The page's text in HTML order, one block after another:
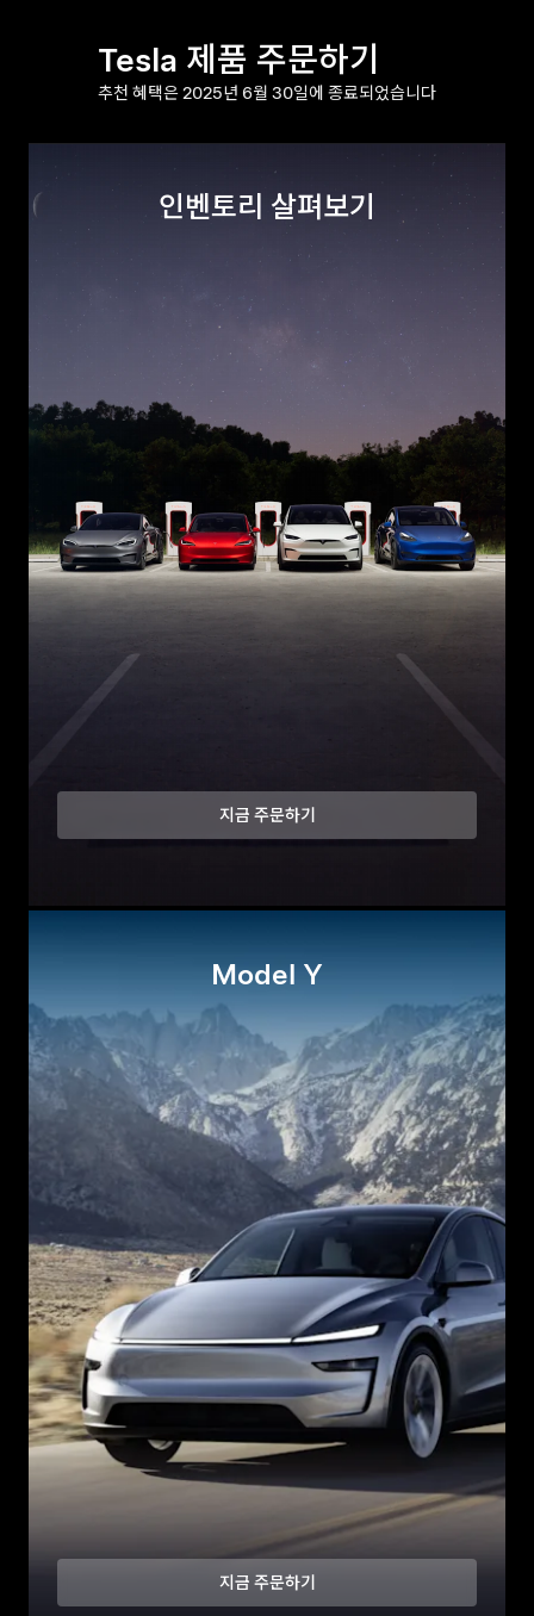
Tesla 제품 주문하기
추천 혜택은 2025년 6월 30일에 종료되었습니다
인벤토리 살펴보기
지금 주문하기
Model Y
지금 주문하기